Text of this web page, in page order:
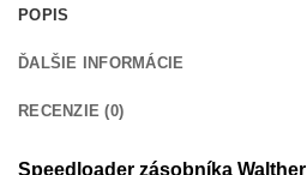
POPIS
ĎALŠIE INFORMÁCIE
RECENZIE (0)
Speedloader zásobníka Walther